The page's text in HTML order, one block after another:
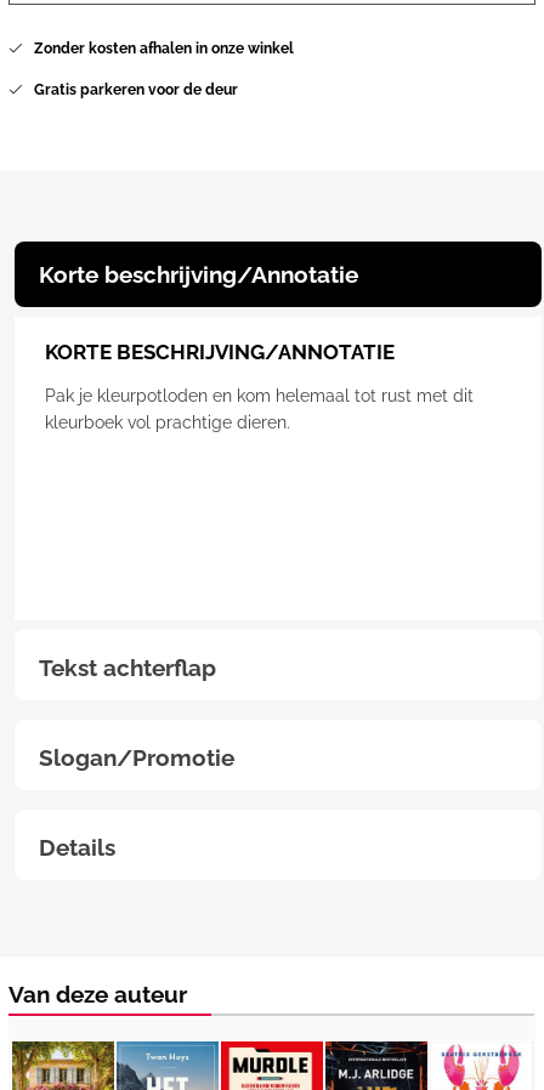
Zonder kosten afhalen in onze winkel
Gratis parkeren voor de deur
Korte beschrijving/Annotatie
KORTE BESCHRIJVING/ANNOTATIE
Pak je kleurpotloden en kom helemaal tot rust met dit
kleurboek vol prachtige dieren.
Tekst achterflap
Slogan/Promotie
Details
Van deze auteur